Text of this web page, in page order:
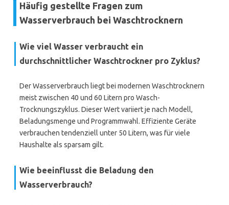
Häufig gestellte Fragen zum
Wasserverbrauch bei Waschtrocknern
Wie viel Wasser verbraucht ein
durchschnittlicher Waschtrockner pro Zyklus?
Der Wasserverbrauch liegt bei modernen Waschtrocknern
meist zwischen 40 und 60 Litern pro Wasch-
Trocknungszyklus. Dieser Wert variiert je nach Modell,
Beladungsmenge und Programmwahl. Effiziente Geräte
verbrauchen tendenziell unter 50 Litern, was für viele
Haushalte als sparsam gilt.
Wie beeinflusst die Beladung den
Wasserverbrauch?